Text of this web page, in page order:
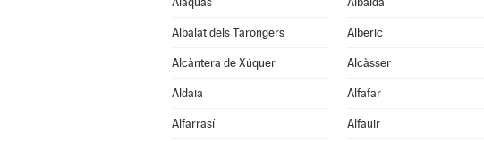
Albalat dels Tarongers Alberic
Alcàntera de Xúquer Alcàsser
Aldaia Alfafar
Alfarrasí Alfauir